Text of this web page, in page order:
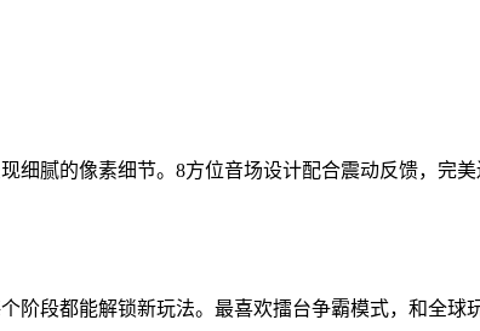
细腻的像素细节。8方位音场设计配合震动反馈，完
阶段都能解锁新玩法。最喜欢擂台争霸模式，和全球